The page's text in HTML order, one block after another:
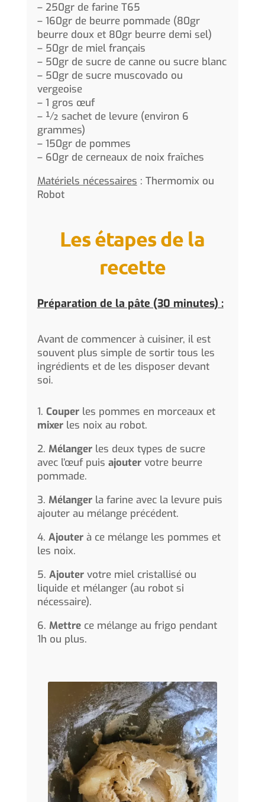
– 250gr de farine T65
– 160gr de beurre pommade (80gr
beurre doux et 80gr beurre demi sel)
– 50gr de miel français
– 50gr de sucre de canne ou sucre blanc
– 50gr de sucre muscovado ou
vergeoise
– 1 gros œuf
– ½ sachet de levure (environ 6
grammes)
– 150gr de pommes
– 60gr de cerneaux de noix fraîches
Matériels nécessaires : Thermomix ou
Robot
Les étapes de la
recette
Préparation de la pâte (30 minutes) :
Avant de commencer à cuisiner, il est
souvent plus simple de sortir tous les
ingrédients et de les disposer devant
soi.
1. Couperles pommes en morceaux et
mixerles noix au robot.
2. Mélangerles deux types de sucre
avec l’œuf puis ajoutervotre beurre
pommade.
3. Mélangerla farine avec la levure puis
ajouter au mélange précédent.
4. Ajouterà ce mélange les pommes et
les noix.
5. Ajoutervotre miel cristallisé ou
liquide et mélanger (au robot si
nécessaire).
6. Mettrece mélange au frigo pendant
1h ou plus.